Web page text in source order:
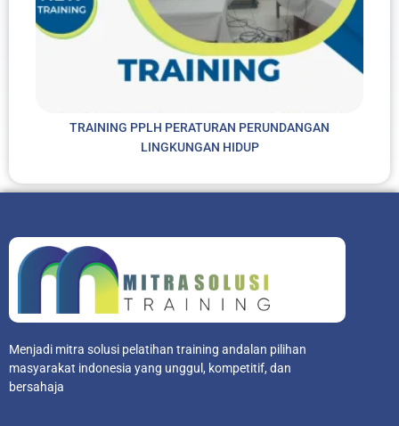
TRAINING PPLH PERATURAN PERUNDANGAN
LINGKUNGAN HIDUP
Menjadi mitra solusi pelatihan training andalan pilihan
masyarakat indonesia yang unggul, kompetitif, dan
bersahaja